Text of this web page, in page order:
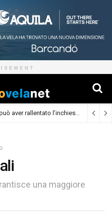
Bayesian, la carenza di giudici può aver rallentato l’inchiesta (Cronaca)
una maggiore